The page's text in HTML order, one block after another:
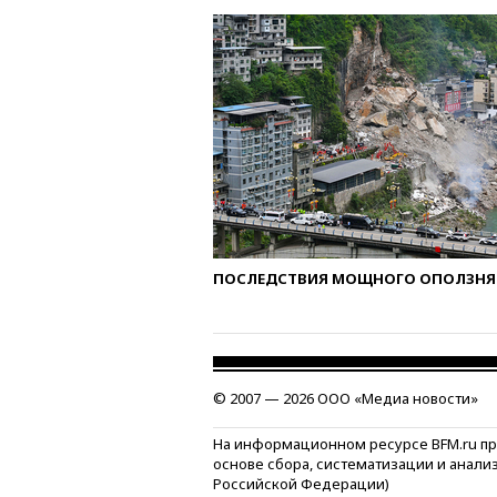
ПОСЛЕДСТВИЯ МОЩНОГО ОПОЛЗНЯ
© 2007 — 2026 ООО «Медиа новости»
На информационном ресурсе BFM.ru
основе сбора, систематизации и
Российской Федерации)